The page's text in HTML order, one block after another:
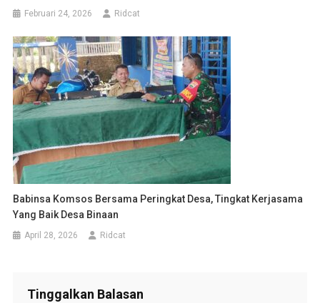
Februari 24, 2026 Ridcat
Babinsa Komsos Bersama Peringkat Desa, Tingkat Kerjasama
Yang Baik Desa Binaan
April 28, 2026 Ridcat
Tinggalkan Balasan